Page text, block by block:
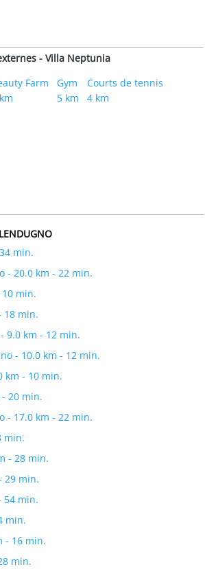
- Villa Neptunia
Farm
Gym
5 km
Courts de tennis
4 km
min.
- 20.0 km - 22 min.
min.
18 min.
9.0 km - 12 min.
- 10.0 km - 12 min.
km - 10 min.
20 min.
- 17.0 km - 22 min.
min.
- 28 min.
29 min.
54 min.
min.
- 16 min.
min.